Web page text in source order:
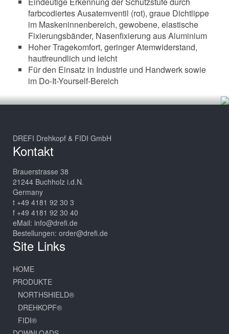
farbcodiertes Ausatemventil (rot), graue Dichtlippe
im Maskeninnenbereich, gewobene, elastische
Fixierungsbänder, Nasenfixierung aus Aluminium
Hoher Tragekomfort, geringer Atemwiderstand,
hautfreundlich und leicht
Für den Einsatz in Industrie und Handwerk sowie
im Do-It-Yourself-Bereich
DREFI Drehkopf & FIDI GmbH
Kontakt
Brauerstrasse 38
21244 Buchholz i.d.N.
Germany
t +49 4181 92 30 3
f +49 4181 92 30 40
eMail: info@drefi.de
Bestellungen: order@drefi.de
Site Links
HOME
PRODUKTE
NORTHSHIELD®
DREHKOPF®
FIDI®